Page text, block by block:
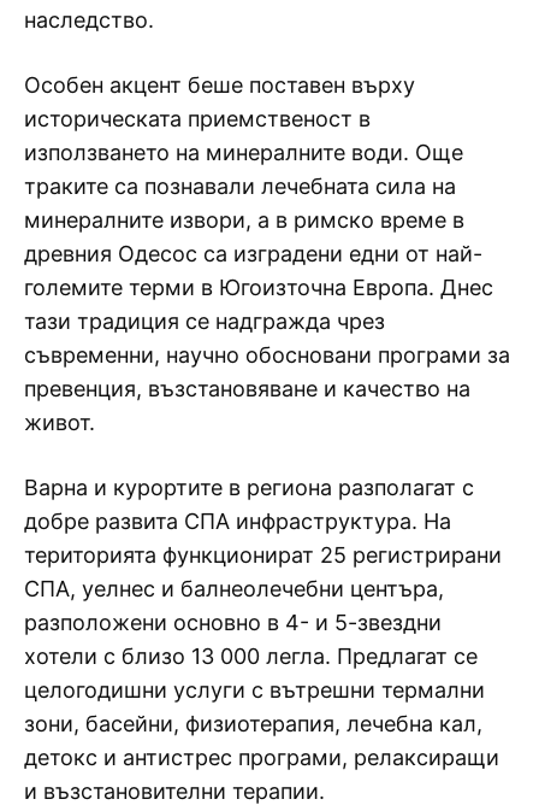
наследство.
Особен акцент беше поставен върху
историческата приемственост в
използването на минералните води. Още
траките са познавали лечебната сила на
минералните извори, а в римско време в
древния Одесос са изградени едни от най-
големите терми в Югоизточна Европа. Днес
тази традиция се надгражда чрез
съвременни, научно обосновани програми за
превенция, възстановяване и качество на
живот.
Варна и курортите в региона разполагат с
добре развита СПА инфраструктура. На
територията функционират 25 регистрирани
СПА, уелнес и балнеолечебни центъра,
разположени основно в 4- и 5-звездни
хотели с близо 13 000 легла. Предлагат се
целогодишни услуги с вътрешни термални
зони, басейни, физиотерапия, лечебна кал,
детокс и антистрес програми, релаксиращи
и възстановителни терапии.